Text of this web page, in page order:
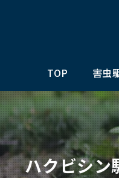
TOP 害虫
ハクビシン